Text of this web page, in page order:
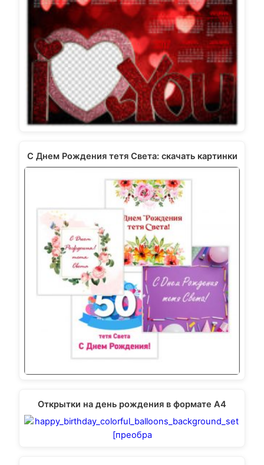
С Днем Рождения тетя Света: скачать картинки
Открытки на день рождения в формате А4